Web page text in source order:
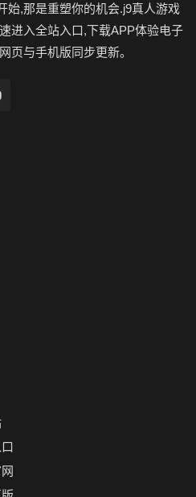
始,那是重塑你的机会.j9真人游戏
进入全站入口,下载APP体验电子
页与手机版同步更新。